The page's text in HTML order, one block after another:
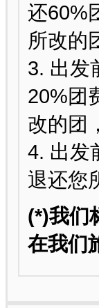
还60%
所改的
3. 出发
20%团
改的团
4. 出发
退还您
(*)我们
在我们